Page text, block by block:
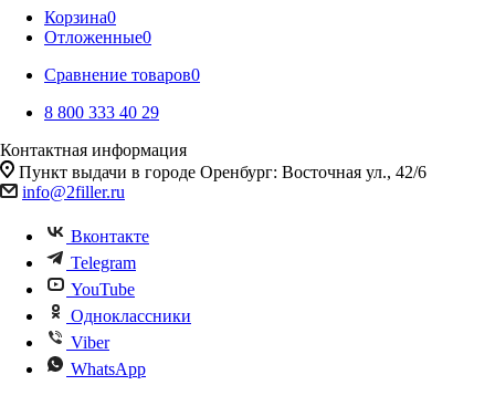
Корзина0
Отложенные0
Сравнение товаров0
8 800 333 40 29
Контактная информация
Пункт выдачи в городе Оренбург: Восточная ул., 42/6
info@2filler.ru
Вконтакте
Telegram
YouTube
Одноклассники
Viber
WhatsApp